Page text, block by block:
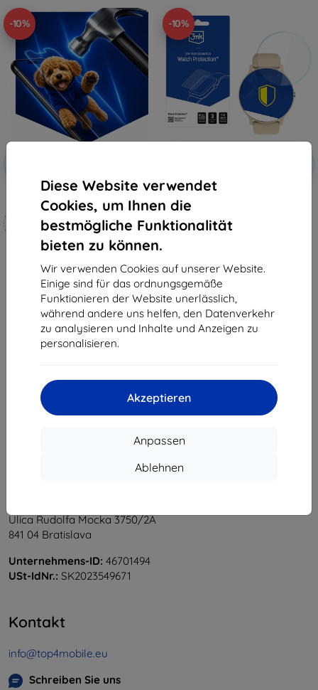
Diese Website verwendet
Cookies, um Ihnen die
bestmögliche Funktionalität
bieten zu können.
Wir verwenden Cookies auf unserer Website.
Einige sind für das ordnungsgemäße
Funktionieren der Website unerlässlich,
während andere uns helfen, den Datenverkehr
zu analysieren und Inhalte und Anzeigen zu
personalisieren.
Akzeptieren
Anpassen
Ablehnen
-10%
3mk Hammer Schutzfolie
Maßgeschneidert
hergestellt
19,90 €
17,91 €
Auf Lager 4 Stk.
-10%
3mk Watch Protection ARC
Schutzfolie für Rubicon RNCF16
10,90 €
9,81 €
1
Ulica Rudolfa Mocka 3750/2A
841 04 Bratislava
Unternehmens-ID: 46701494
USt-IdNr.: SK2023549671
Kontakt
info@top4mobile.eu
Schreiben Sie uns